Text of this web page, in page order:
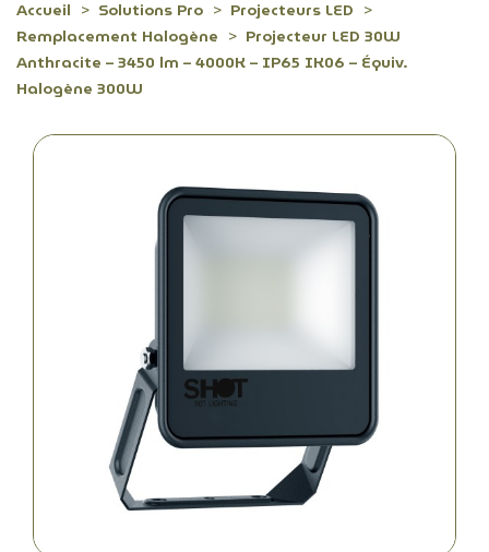
Accueil Solutions Pro
Projecteurs LED
Remplacement Halogène
Projecteur LED 30W
Anthracite – 3450 lm – 4000K – IP65 IK06 – Équiv.
Halogène 300W